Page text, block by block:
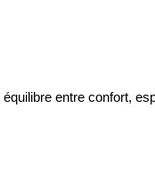
entre confort,